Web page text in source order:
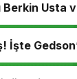
Berkin Usta
İşte